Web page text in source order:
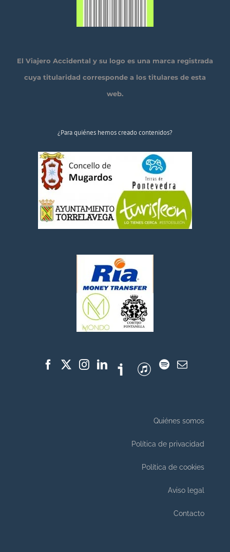
El Viajero Accidental y su logo es una marca registrada
cuya titularidad corresponde a los titulares de esta
web.
¿Para quiénes hemos creado contenidos?
Quiénes somos
Política de privacidad
Política de cookies
Aviso legal
Contacto